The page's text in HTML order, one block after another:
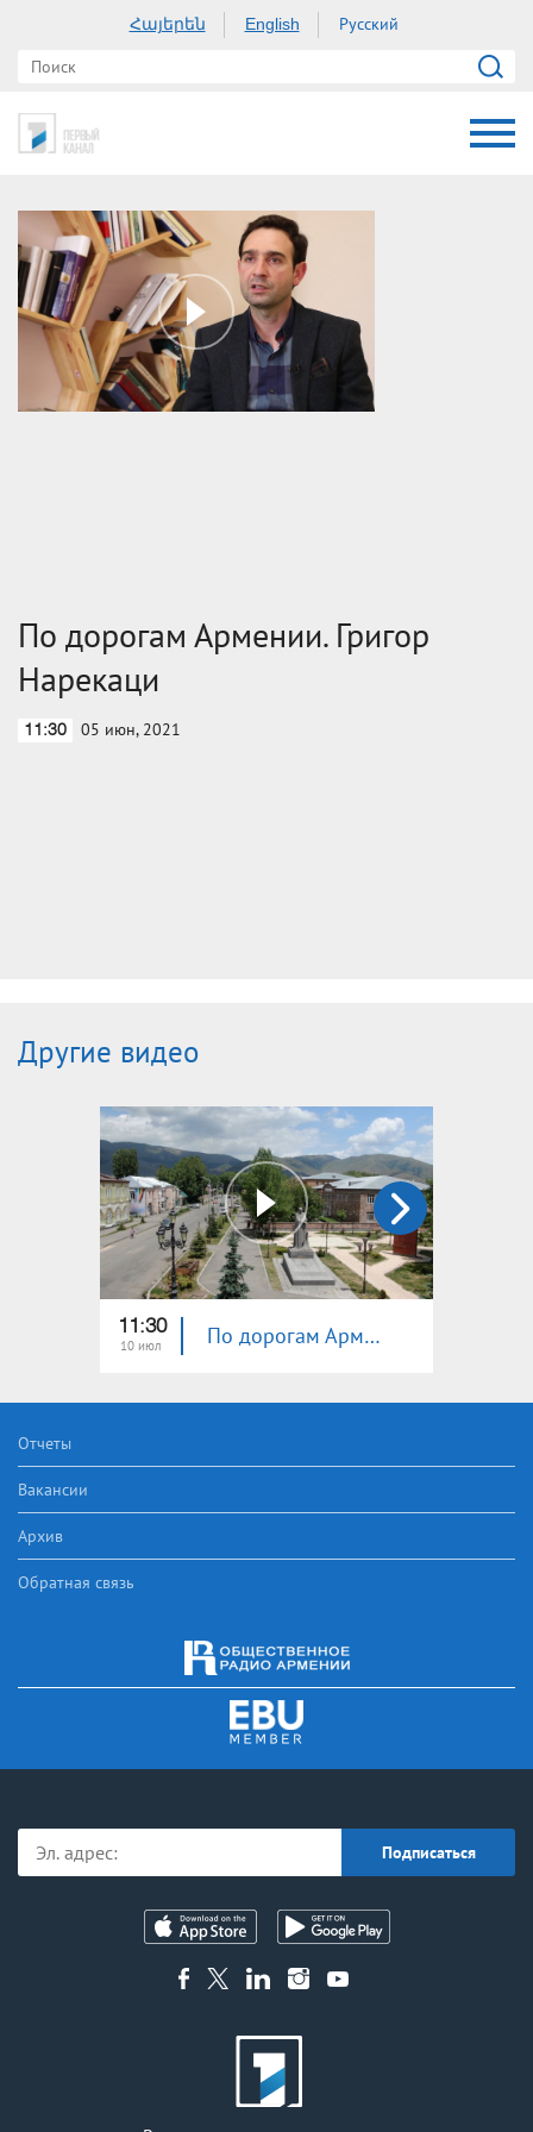
Հայերեն English Русский
По дорогам Армении. Григор
Нарекаци
11:30 05 июн, 2021
Другие видео
11:30
10 июл По дорогам Армении. Апаран
Отчеты
Вакансии
Архив
Обратная связь